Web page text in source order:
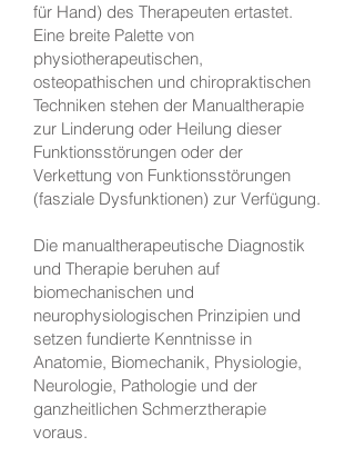
für Hand) des Therapeuten ertastet.
Eine breite Palette von
physiotherapeutischen,
osteopathischen und chiropraktischen
Techniken stehen der Manualtherapie
zur Linderung oder Heilung dieser
Funktionsstörungen oder der
Verkettung von Funktionsstörungen
(fasziale Dysfunktionen) zur Verfügung.
Die manualtherapeutische Diagnostik
und Therapie beruhen auf
biomechanischen und
neurophysiologischen Prinzipien und
setzen fundierte Kenntnisse in
Anatomie, Biomechanik, Physiologie,
Neurologie, Pathologie und der
ganzheitlichen Schmerztherapie
voraus.